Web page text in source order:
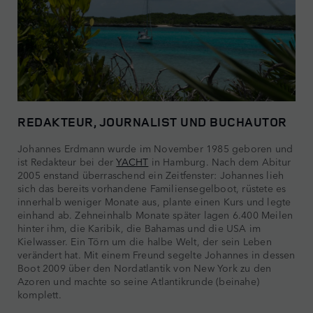
REDAKTEUR, JOURNALIST UND BUCHAUTOR
Johannes Erdmann wurde im November 1985 geboren und
ist Redakteur bei derYACHT in Hamburg. Nach dem Abitur
2005 enstand überraschend ein Zeitfenster: Johannes lieh
sich das bereits vorhandene Familiensegelboot, rüstete es
innerhalb weniger Monate aus, plante einen Kurs und legte
einhand ab. Zehneinhalb Monate später lagen 6.400 Meilen
hinter ihm, die Karibik, die Bahamas und die USA im
Kielwasser. Ein Törn um die halbe Welt, der sein Leben
verändert hat. Mit einem Freund segelte Johannes in dessen
Boot 2009 über den Nordatlantik von New York zu den
Azoren und machte so seine Atlantikrunde (beinahe)
komplett.